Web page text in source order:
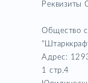
Общество с
Адрес:
1 стр.4